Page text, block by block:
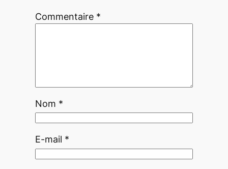
Commentaire *
Nom *
E-mail *